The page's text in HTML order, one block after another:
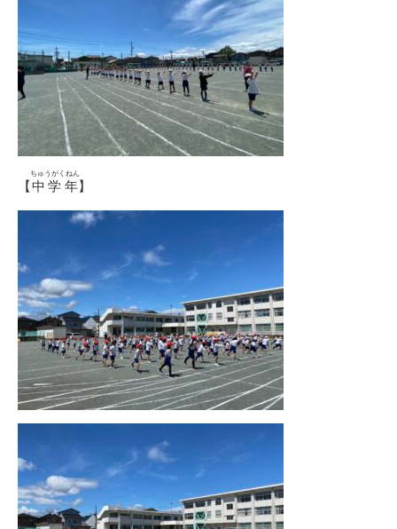
【中学年
ちゅうがくねん
】